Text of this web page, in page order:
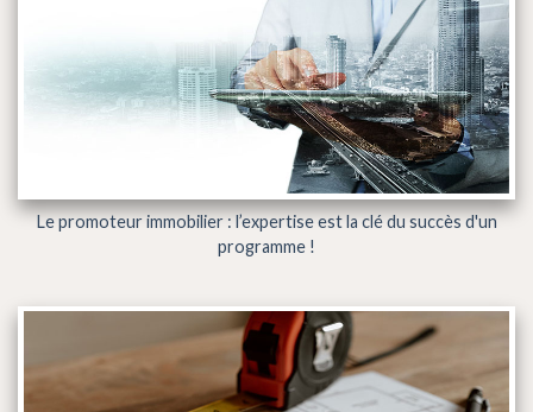
Le promoteur immobilier : l’expertise est la clé du succès d'un
programme !